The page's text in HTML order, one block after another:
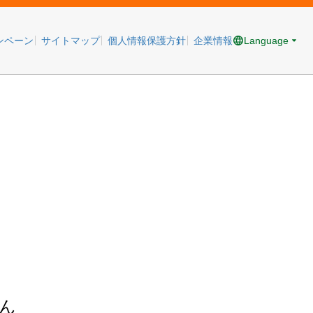
ペーン サイトマップ 個人情報保護方針 企業情報 Language